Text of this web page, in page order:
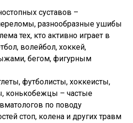
суставов –
разнообразные ушибы
тех, кто активно играет в
волейбол, хоккей,
бегом, фигурным
футболисты, хоккеисты,
конькобежцы – частые
по поводу
стоп, колена и других травм